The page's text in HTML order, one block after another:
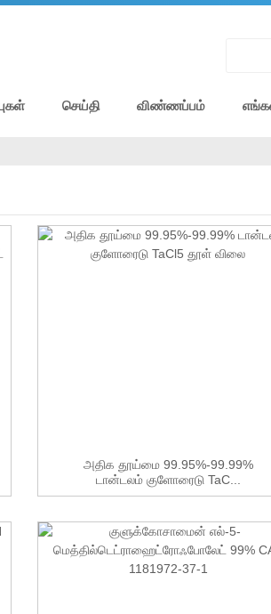
செய்தி விண்ணப்பம்
அதிக தூய்மை 99.95%-99.99%
டான்டலம் குளோரைடு TaC...